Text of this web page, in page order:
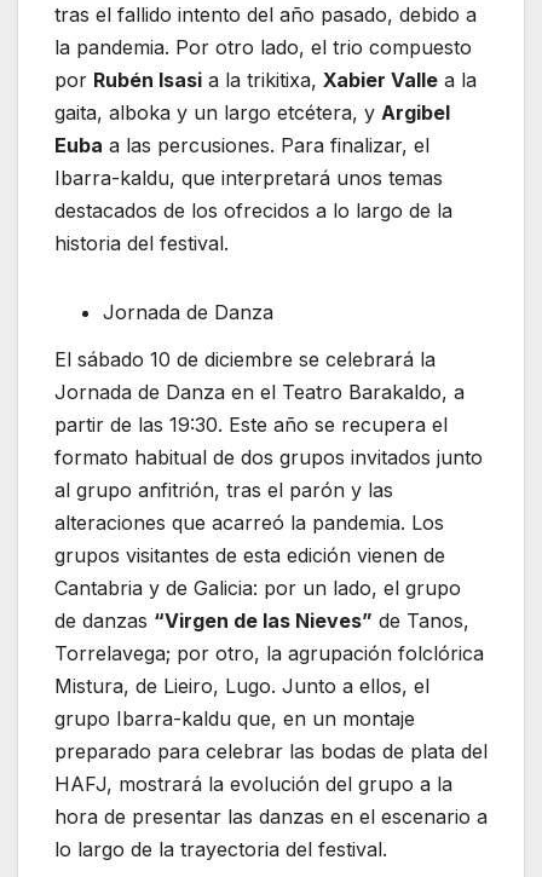
tras el fallido intento del año pasado, debido a
la pandemia. Por otro lado, el trio compuesto
por Rubén Isasi a la trikitixa, Xabier Valle a la
gaita, alboka y un largo etcétera, y Argibel
Euba a las percusiones. Para finalizar, el
Ibarra-kaldu, que interpretará unos temas
destacados de los ofrecidos a lo largo de la
historia del festival.
Jornada de Danza
El sábado 10 de diciembre se celebrará la
Jornada de Danza en el Teatro Barakaldo, a
partir de las 19:30. Este año se recupera el
formato habitual de dos grupos invitados junto
al grupo anfitrión, tras el parón y las
alteraciones que acarreó la pandemia. Los
grupos visitantes de esta edición vienen de
Cantabria y de Galicia: por un lado, el grupo
de danzas “Virgen de las Nieves” de Tanos,
Torrelavega; por otro, la agrupación folclórica
Mistura, de Lieiro, Lugo. Junto a ellos, el
grupo Ibarra-kaldu que, en un montaje
preparado para celebrar las bodas de plata del
HAFJ, mostrará la evolución del grupo a la
hora de presentar las danzas en el escenario a
lo largo de la trayectoria del festival.